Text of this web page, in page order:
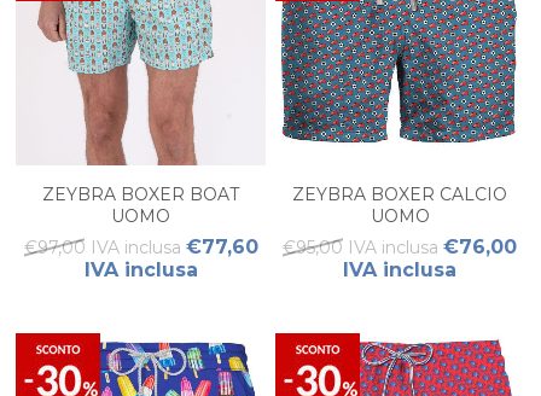
ZEYBRA BOXER BOAT
UOMO
€97,00 IVA inclusa €77,60
IVA inclusa
ZEYBRA BOXER CALCIO
UOMO
€95,00 IVA inclusa €76,00
IVA inclusa